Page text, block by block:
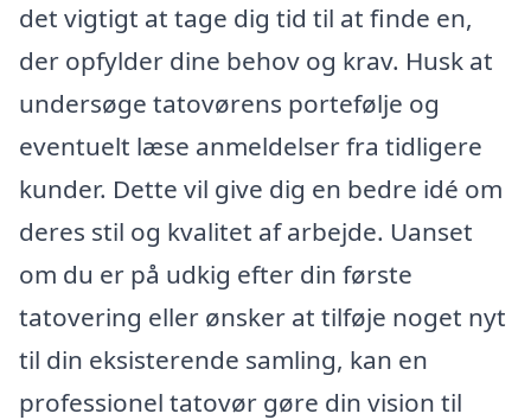
det vigtigt at tage dig tid til at finde en,
der opfylder dine behov og krav. Husk at
undersøge tatovørens portefølje og
eventuelt læse anmeldelser fra tidligere
kunder. Dette vil give dig en bedre idé om
deres stil og kvalitet af arbejde. Uanset
om du er på udkig efter din første
tatovering eller ønsker at tilføje noget nyt
til din eksisterende samling, kan en
professionel tatovør gøre din vision til